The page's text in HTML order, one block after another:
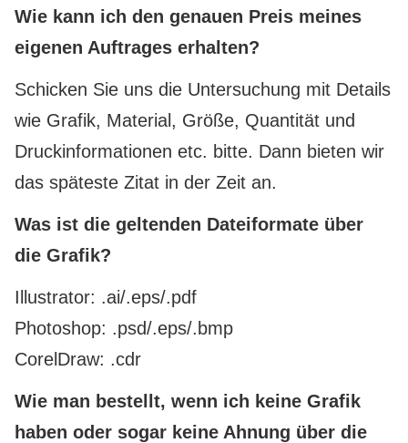
Wie kann ich den genauen Preis meines
eigenen Auftrages erhalten?
Schicken Sie uns die Untersuchung mit Details
wie Grafik, Material, Größe, Quantität und
Druckinformationen etc. bitte. Dann bieten wir
das späteste Zitat in der Zeit an.
Was ist die geltenden Dateiformate über
die Grafik?
Illustrator: .ai/.eps/.pdf
Photoshop: .psd/.eps/.bmp
CorelDraw: .cdr
Wie man bestellt, wenn ich keine Grafik
haben oder sogar keine Ahnung über die